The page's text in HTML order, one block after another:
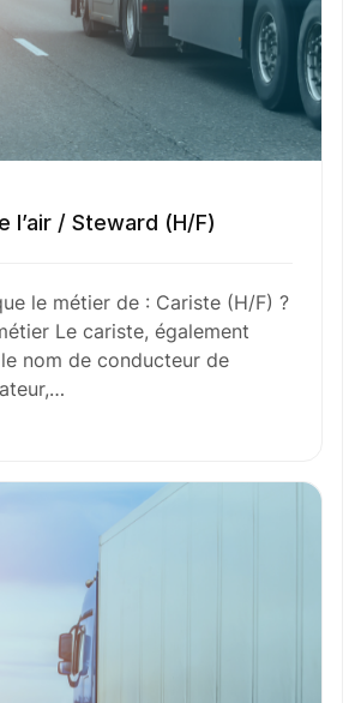
peuvent vous intéresser
nos fiches métiers
commencer
avecnous?
plus !
Votre nom
Votre e-mail
l’air / Steward (H/F)
le métier de : Cariste (H/F) ?
Le cariste, également
nom de conducteur de